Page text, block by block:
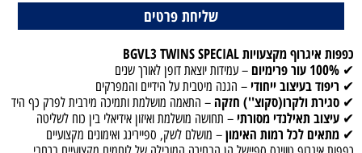
כפפות איגרוף מקצעויות BGVL3 TWINS SPECIAL
✔ 100% עור פרימיום
– עמידות יוצאת דופן לאורך שנים
✔ ריפוד בעיצוב ייחודי – הגנה מיטבית על הידיים והמפרקים
✔ סגירת ולקרו(סקוצ'') חזקה – התאמה מושלמת ותמיכה מירבית לפרק כף היד
✔ עיצוב תאילנדי מסורתי – תחושה מושלמת ואיזון אידיאלי בין כוח לשליטה
✔ מתאים לכל רמות האימון – מושלם לשק, ספיירינג ואימונים מקצועיים